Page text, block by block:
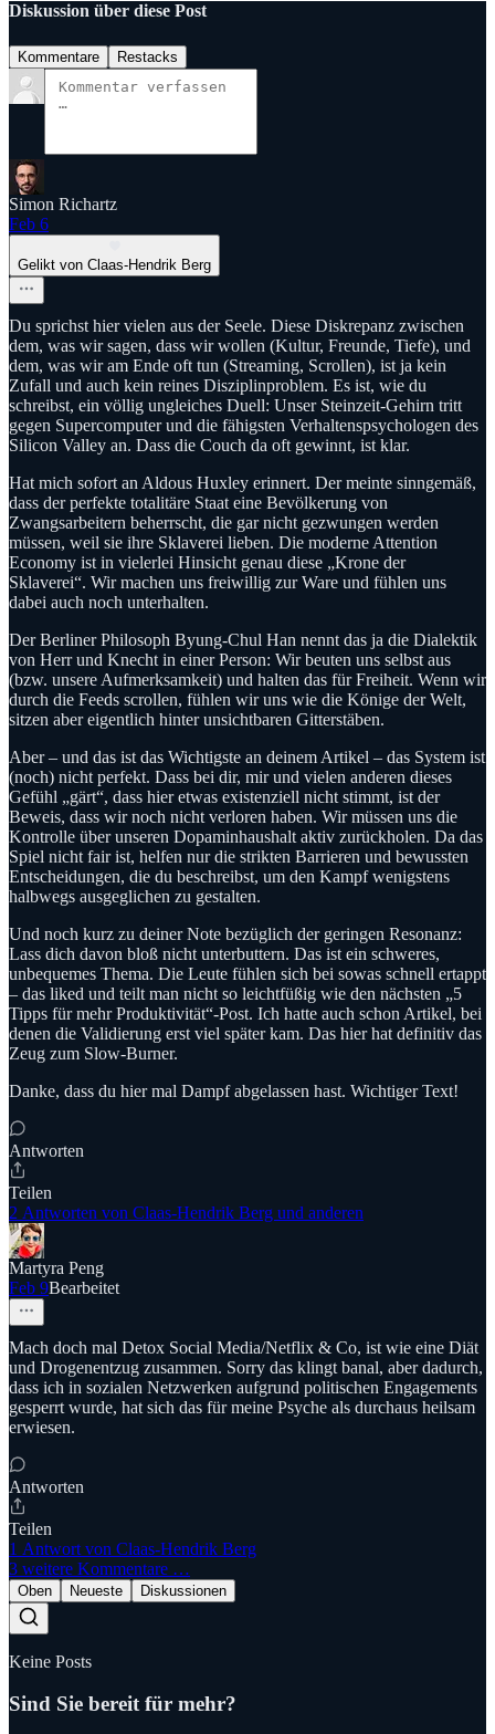
Diskussion über diese Post
Kommentare Restacks
Simon Richartz
Feb 6
Gelikt von Claas-Hendrik Berg
Du sprichst hier vielen aus der Seele. Diese Diskrepanz zwischen
dem, was wir sagen, dass wir wollen (Kultur, Freunde, Tiefe), und
dem, was wir am Ende oft tun (Streaming, Scrollen), ist ja kein
Zufall und auch kein reines Disziplinproblem. Es ist, wie du
schreibst, ein völlig ungleiches Duell: Unser Steinzeit-Gehirn tritt
gegen Supercomputer und die fähigsten Verhaltenspsychologen des
Silicon Valley an. Dass die Couch da oft gewinnt, ist klar.
Hat mich sofort an Aldous Huxley erinnert. Der meinte sinngemäß,
dass der perfekte totalitäre Staat eine Bevölkerung von
Zwangsarbeitern beherrscht, die gar nicht gezwungen werden
müssen, weil sie ihre Sklaverei lieben. Die moderne Attention
Economy ist in vielerlei Hinsicht genau diese „Krone der
Sklaverei“. Wir machen uns freiwillig zur Ware und fühlen uns
dabei auch noch unterhalten.
Der Berliner Philosoph Byung-Chul Han nennt das ja die Dialektik
von Herr und Knecht in einer Person: Wir beuten uns selbst aus
(bzw. unsere Aufmerksamkeit) und halten das für Freiheit. Wenn wir
durch die Feeds scrollen, fühlen wir uns wie die Könige der Welt,
sitzen aber eigentlich hinter unsichtbaren Gitterstäben.
Aber – und das ist das Wichtigste an deinem Artikel – das System ist
(noch) nicht perfekt. Dass bei dir, mir und vielen anderen dieses
Gefühl „gärt“, dass hier etwas existenziell nicht stimmt, ist der
Beweis, dass wir noch nicht verloren haben. Wir müssen uns die
Kontrolle über unseren Dopaminhaushalt aktiv zurückholen. Da das
Spiel nicht fair ist, helfen nur die strikten Barrieren und bewussten
Entscheidungen, die du beschreibst, um den Kampf wenigstens
halbwegs ausgeglichen zu gestalten.
Und noch kurz zu deiner Note bezüglich der geringen Resonanz:
Lass dich davon bloß nicht unterbuttern. Das ist ein schweres,
unbequemes Thema. Die Leute fühlen sich bei sowas schnell ertappt
– das liked und teilt man nicht so leichtfüßig wie den nächsten „5
Tipps für mehr Produktivität“-Post. Ich hatte auch schon Artikel, bei
denen die Validierung erst viel später kam. Das hier hat definitiv das
Zeug zum Slow-Burner.
Danke, dass du hier mal Dampf abgelassen hast. Wichtiger Text!
Antworten
Teilen
2 Antworten von Claas-Hendrik Berg und anderen
Martyra Peng
Feb 9Bearbeitet
Mach doch mal Detox Social Media/Netflix & Co, ist wie eine Diät
und Drogenentzug zusammen. Sorry das klingt banal, aber dadurch,
dass ich in sozialen Netzwerken aufgrund politischen Engagements
gesperrt wurde, hat sich das für meine Psyche als durchaus heilsam
erwiesen.
Antworten
Teilen
1 Antwort von Claas-Hendrik Berg
3 weitere Kommentare …
Oben Neueste Diskussionen
Keine Posts
Sind Sie bereit für mehr?